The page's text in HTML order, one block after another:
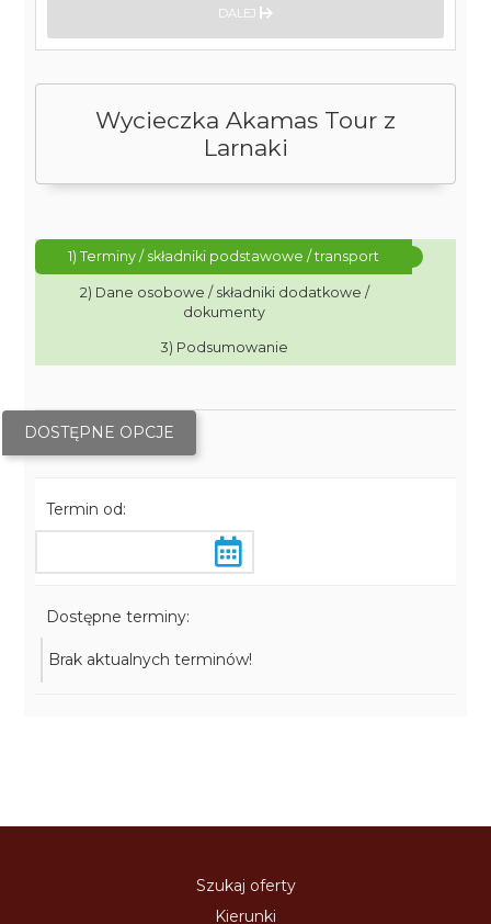
Wycieczka Akamas Tour z
Larnaki
1) Terminy / składniki podstawowe / transport
2) Dane osobowe / składniki dodatkowe /
dokumenty
3) Podsumowanie
DOSTĘPNE OPCJE
Termin od:
Dostępne terminy:
Brak aktualnych terminów!
DALEJ
Szukaj oferty
Kierunki